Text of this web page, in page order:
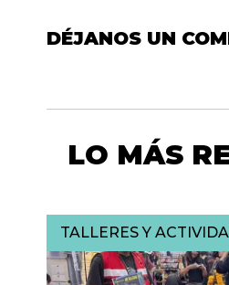
DÉJANOS UN
LO MÁS
TALLERES Y